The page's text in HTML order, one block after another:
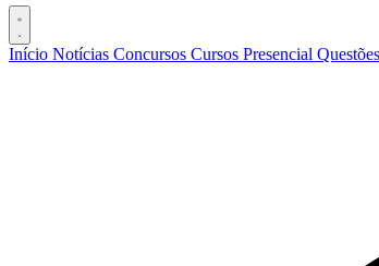
Início Notícias Concursos Cursos Presencial Questões